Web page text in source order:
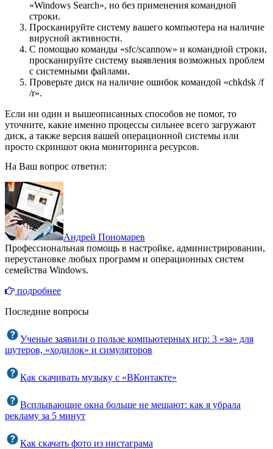
«Windows Search», но без применения командной
строки.
Просканируйте систему вашего компьютера на наличие
вирусной активности.
С помощью команды «sfc/scannow» и командной строки,
просканируйте систему выявления возможных проблем
с системными файлами.
Проверьте диск на наличие ошибок командой «chkdsk /f
/r».
Если ни один и вышеописанных способов не помог, то
уточните, какие именно процессы сильнее всего загружают
диск, а также версия вашей операционной системы или
просто скриншот окна мониторинга ресурсов.
На Ваш вопрос ответил:
Андрей Пономарев
Профессиональная помощь в настройке, администрировании,
переустановке любых программ и операционных систем
семейства Windows.
подробнее
Последние вопросы
Ученые заявили о пользе компьютерных игр: 3 «за» для
шутеров, «ходилок» и симуляторов
Как скачивать музыку с «ВКонтакте»
Всплывающие окна больше не мешают: как я убрала
рекламу за 5 минут
Как скачать фото из инстаграма